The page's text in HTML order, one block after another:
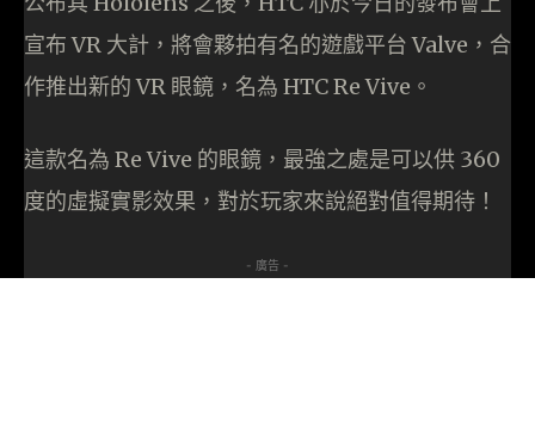
宣布 VR 大計，將會夥拍有名的遊戲平台 Valve，合
作推出新的 VR 眼鏡，名為 HTC Re Vive。
這款名為 Re Vive 的眼鏡，最強之處是可以供 360
度的虛擬實影效果，對於玩家來說絕對值得期待！
- 廣告 -